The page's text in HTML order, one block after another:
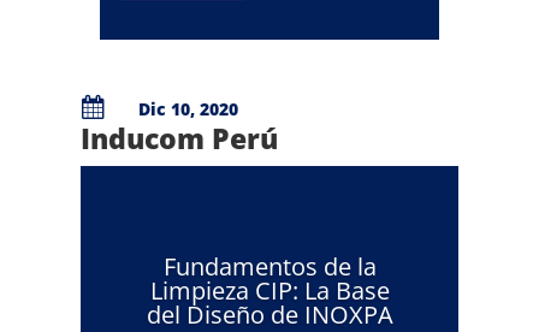
 Dic 10, 2020
Inducom Perú
Fundamentos de la
Limpieza CIP: La Base
del Diseño de INOXPA